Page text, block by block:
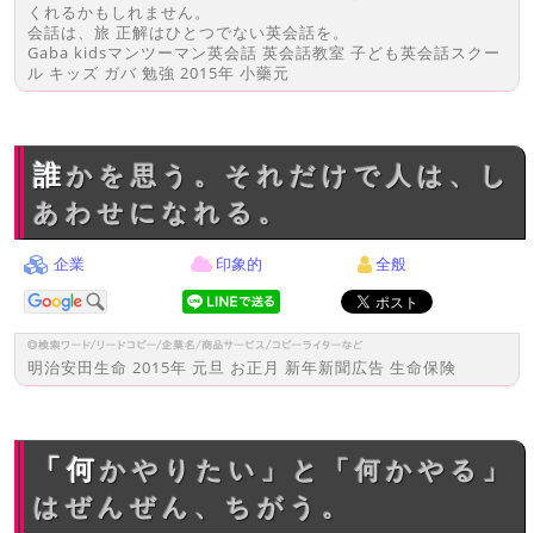
くれるかもしれません。
会話は、旅 正解はひとつでない英会話を。
Gaba kidsマンツーマン英会話 英会話教室 子ども英会話スクー
ル キッズ ガバ 勉強 2015年 小藥元
誰かを思う。それだけで人は、し
あわせになれる。
企業 印象的 全般
明治安田生命 2015年 元旦 お正月 新年新聞広告 生命保険
「何かやりたい」と「何かやる」
はぜんぜん、ちがう。